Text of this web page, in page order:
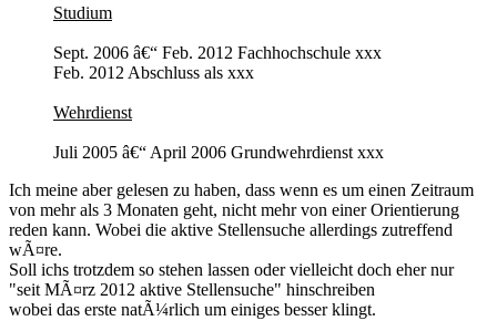
Studium
Sept. 2006 â€“ Feb. 2012 Fachhochschule xxx
Feb. 2012 Abschluss als xxx
Wehrdienst
Juli 2005 â€“ April 2006 Grundwehrdienst xxx
Ich meine aber gelesen zu haben, dass wenn es um einen Zeitraum
von mehr als 3 Monaten geht, nicht mehr von einer Orientierung
reden kann. Wobei die aktive Stellensuche allerdings zutreffend
wÃ¤re.
Soll ichs trotzdem so stehen lassen oder vielleicht doch eher nur
"seit MÃ¤rz 2012 aktive Stellensuche" hinschreiben
wobei das erste natÃ¼rlich um einiges besser klingt.